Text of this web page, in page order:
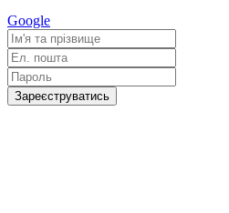
Google
Зареєструватись